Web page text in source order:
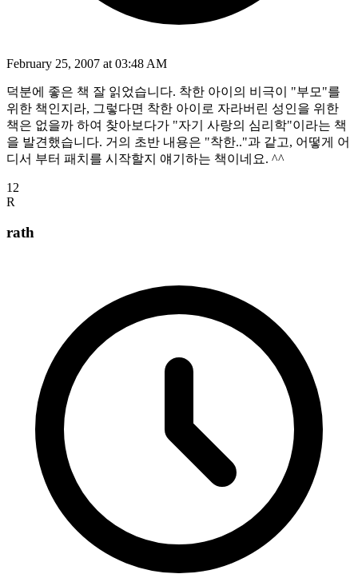
February 25, 2007 at 03:48 AM
덕분에 좋은 책 잘 읽었습니다. 착한 아이의 비극이 "부모"를
위한 책인지라, 그렇다면 착한 아이로 자라버린 성인을 위한
책은 없을까 하여 찾아보다가 "자기 사랑의 심리학"이라는 책
을 발견했습니다. 거의 초반 내용은 "착한.."과 같고, 어떻게 어
디서 부터 패치를 시작할지 얘기하는 책이네요. ^^
12
R
rath